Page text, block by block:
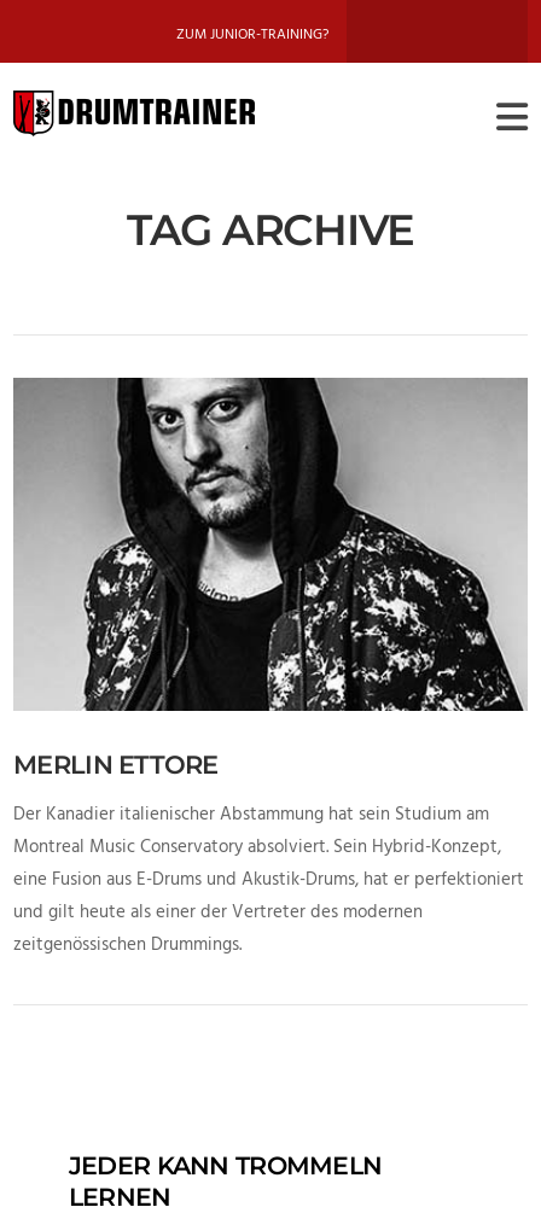
ZUM JUNIOR-TRAINING?
TAG ARCHIVE
MERLIN ETTORE
Der Kanadier italienischer Abstammung hat sein Studium am
Montreal Music Conservatory absolviert. Sein Hybrid-Konzept,
eine Fusion aus E-Drums und Akustik-Drums, hat er perfektioniert
und gilt heute als einer der Vertreter des modernen
zeitgenössischen Drummings.
JEDER KANN TROMMELN
LERNEN